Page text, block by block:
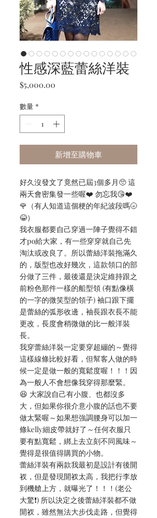
性感深藍蕾絲洋裝
$5,000.00
數量 *
新增至購物車
好久沒發文了竟然已屆3個多月🥺 這
兩天會密集發一些喔❤️ 勿忘我😘❤️
🌹（有人知道這個梗的年紀波段嗎🌝
😂）
我衣服都要自己穿過一陣子覺得不錯
才po給大家，有一些穿穿就自己先
淘汰或改良了。所以蕾絲洋裝拖滿久
的，版型也改好幾次，這款領口的部
分做了三件，最後還是決定維持跟之
前粉色那件一樣的船型領 (有點像橫
的一字的微笑型的領子) 袖口跟下擺
是蕾絲的弧形收邊，袖長跟衣長不能
更改，長度會稍微做的比一般洋裝
長。
我穿蕾絲洋裝一定要穿超繃的～覺得
這樣線條比較好看，但幫客人做的時
候一定是做一般的寬鬆度喔！！！因
為一般人不會想像我穿得那麼緊。
😆 大家說自己有小腹、也都沒多
大，但如果你很介意小腹的話也不要
做太緊喔～如果想強調腰身可以加一
條kelly細皮帶就好了～任何衣服只
要有點寬鬆，綁上去立刻不同風味～
覺得是很值得購買的小物。
蕾絲洋裝有兩款我最初是設計有後開
衩，但是發現開衩太高，我把行李放
到機艙上方，就曝光了！！！(老公
大驚❗️) 所以決定之後蕾絲洋裝都不做
開衩，雖然無法大步伐走路，但覺得